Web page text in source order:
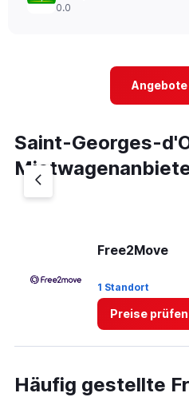
0.0
Saint-Georges-
Free2Move
1 Standort
Preise prüfen
Häufig gestellte